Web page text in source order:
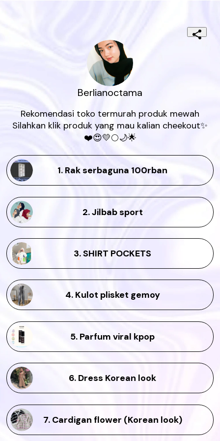
Berlianoctama
Rekomendasi toko termurah produk mewah
Silahkan klik produk yang mau kalian cheekout✨
❤️😍💛🌕🌙🌟
1. Rak serbaguna 100rban
2. Jilbab sport
3. SHIRT POCKETS
4. Kulot plisket gemoy
5. Parfum viral kpop
6. Dress Korean look
7. Cardigan flower (Korean look)